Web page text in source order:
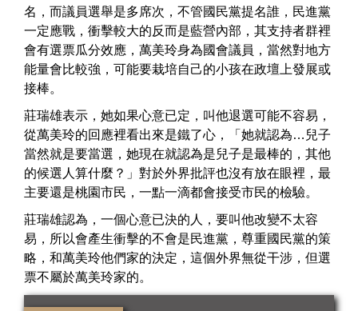
名，而議員選舉是多席次，不管國民黨提名誰，民進黨
一定應戰，衝擊較大的反而是藍營內部，其支持者群裡
會有選票瓜分效應，萬美玲身為國會議員，當然對地方
能量會比較強，可能要栽培自己的小孩在政壇上發展或
接棒。
莊瑞雄表示，她如果心意已定，叫他退選可能不容易，
從萬美玲的回應裡看出來是鐵了心，「她就認為…兒子
當然就是要當選，她現在就認為是兒子是最棒的，其他
的候選人算什麼？」對於外界批評也沒有放在眼裡，最
主要還是桃園市民，一點一滴都會接受市民的檢驗。
莊瑞雄認為，一個心意已決的人，要叫他改變不太容
易，所以會產生衝擊的不會是民進黨，尊重國民黨的策
略，和萬美玲他們家的決定，這個外界無從干涉，但選
票不屬於萬美玲家的。